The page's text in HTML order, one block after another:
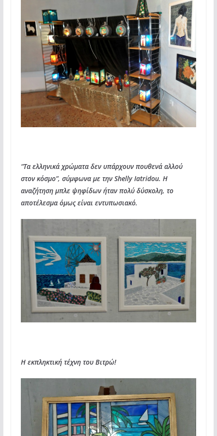
“Τα ελληνικά χρώματα δεν υπάρχουν πουθενά αλλού
στον κόσμο”, σύμφωνα με την Shelly Iatridou. Η
αναζήτηση μπλε ψηφίδων ήταν πολύ δύσκολη, το
αποτέλεσμα όμως είναι εντυπωσιακό.
Η εκπληκτική τέχνη του Βιτρώ!